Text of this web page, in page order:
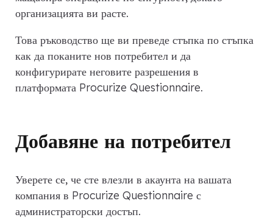
организацията ви расте.
Това ръководство ще ви преведе стъпка по стъпка
как да поканите нов потребител и да
конфигурирате неговите разрешения в
платформата Procurize Questionnaire.
Добавяне на потребител
Уверете се, че сте влезли в акаунта на вашата
компания в Procurize Questionnaire с
администраторски достъп.